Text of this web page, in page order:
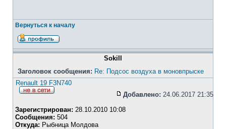
Вернуться к началу
Sokill
Заголовок сообщения: Re: Подсос воздуха в моновпрыске
Renault 19 F3N740
Добавлено: 24.06.2017 21:35
Зарегистрирован: 28.10.2010 10:08
Сообщения: 504
Откуда: Рыбница Молдова